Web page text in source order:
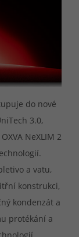
do nové
3.0,
NeXLIM 2
a vatu,
konstrukci,
kondenzát a
protékání a